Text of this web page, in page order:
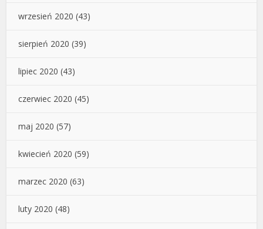
wrzesień 2020 (43)
sierpień 2020 (39)
lipiec 2020 (43)
czerwiec 2020 (45)
maj 2020 (57)
kwiecień 2020 (59)
marzec 2020 (63)
luty 2020 (48)